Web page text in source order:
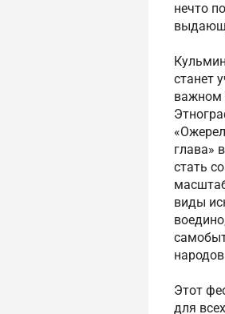
нечто
станет
важном
глава»
стать
виды
Этот
для